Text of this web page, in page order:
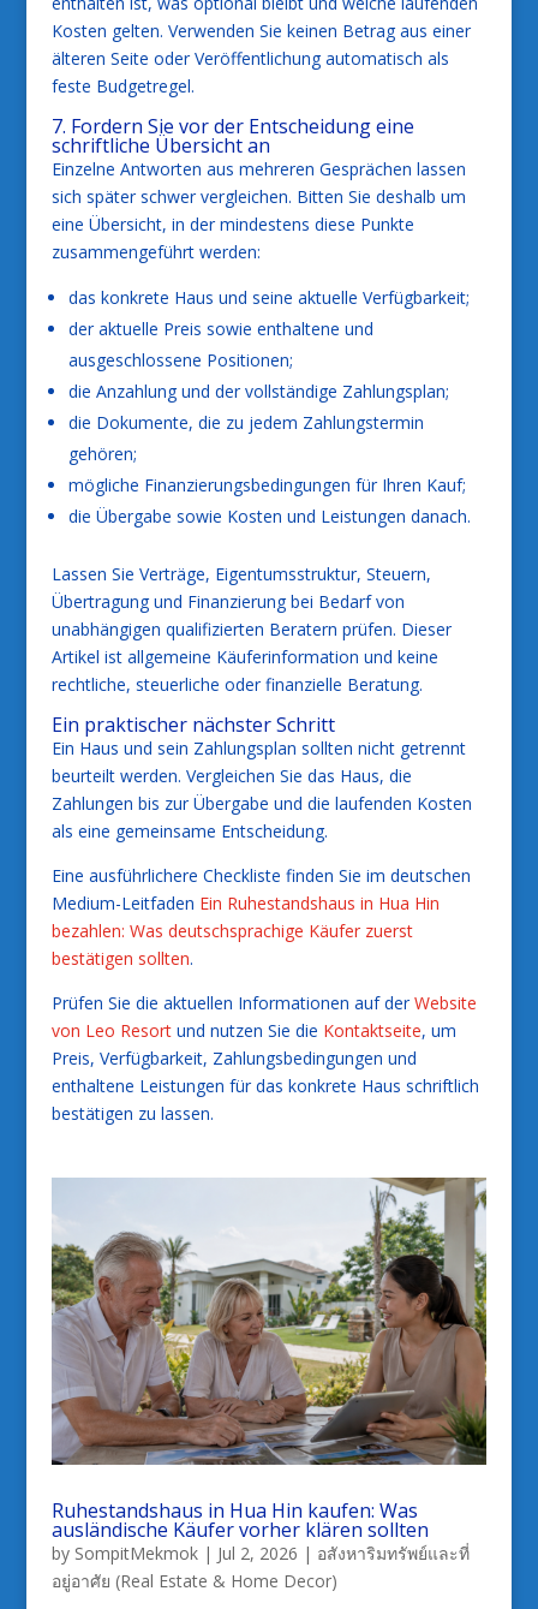
Kosten gelten. Verwenden Sie keinen Betrag aus einer
älteren Seite oder Veröffentlichung automatisch als
feste Budgetregel.
7. Fordern Sie vor der Entscheidung eine
schriftliche Übersicht an
Einzelne Antworten aus mehreren Gesprächen lassen
sich später schwer vergleichen. Bitten Sie deshalb um
eine Übersicht, in der mindestens diese Punkte
zusammengeführt werden:
das konkrete Haus und seine aktuelle Verfügbarkeit;
der aktuelle Preis sowie enthaltene und
ausgeschlossene Positionen;
die Anzahlung und der vollständige Zahlungsplan;
die Dokumente, die zu jedem Zahlungstermin
gehören;
mögliche Finanzierungsbedingungen für Ihren Kauf;
die Übergabe sowie Kosten und Leistungen danach.
Lassen Sie Verträge, Eigentumsstruktur, Steuern,
Übertragung und Finanzierung bei Bedarf von
unabhängigen qualifizierten Beratern prüfen. Dieser
Artikel ist allgemeine Käuferinformation und keine
rechtliche, steuerliche oder finanzielle Beratung.
Ein praktischer nächster Schritt
Ein Haus und sein Zahlungsplan sollten nicht getrennt
beurteilt werden. Vergleichen Sie das Haus, die
Zahlungen bis zur Übergabe und die laufenden Kosten
als eine gemeinsame Entscheidung.
Eine ausführlichere Checkliste finden Sie im deutschen
Medium-Leitfaden Ein Ruhestandshaus in Hua Hin
bezahlen: Was deutschsprachige Käufer zuerst
bestätigen sollten.
Prüfen Sie die aktuellen Informationen auf derWebsite
von Leo Resortund nutzen Sie die Kontaktseite, um
Preis, Verfügbarkeit, Zahlungsbedingungen und
enthaltene Leistungen für das konkrete Haus schriftlich
bestätigen zu lassen.
Ruhestandshaus in Hua Hin kaufen: Was
ausländische Käufer vorher klären sollten
by SompitMekmok| Jul 2, 2026 | อสังหาริมทรัพย์และที่
อยู่อาศัย (Real Estate & Home Decor)